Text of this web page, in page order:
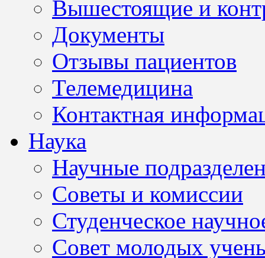
Вышестоящие и
Документы
Отзывы пациентов
Телемедицина
Контактная
Наука
Научные
Советы и комиссии
Студенческое
Совет молодых